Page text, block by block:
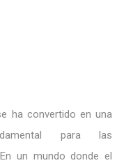
ha convertido en una
para las
un mundo donde el